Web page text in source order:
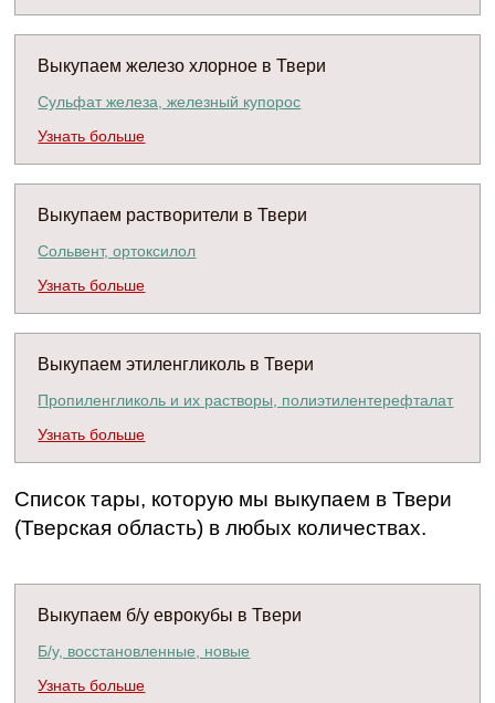
Выкупаем железо хлорное в Твери
Сульфат железа, железный купорос
Узнать больше
Выкупаем растворители в Твери
Сольвент, ортоксилол
Узнать больше
Выкупаем этиленгликоль в Твери
Пропиленгликоль и их растворы, полиэтилентерефталат
Узнать больше
Список тары, которую мы выкупаем в Твери
(Тверская область) в любых количествах.
Выкупаем б/у еврокубы в Твери
Б/у, восстановленные, новые
Узнать больше